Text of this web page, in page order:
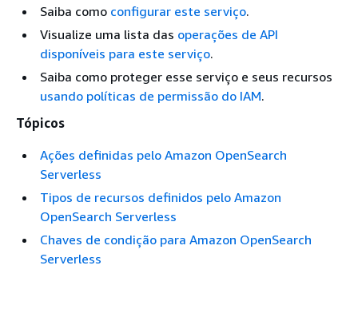
Saiba como configurar este serviço.
Visualize uma lista das operações de API
disponíveis para este serviço.
Saiba como proteger esse serviço e seus recursos
usando políticas de permissão do IAM.
Tópicos
Ações definidas pelo Amazon OpenSearch
Serverless
Tipos de recursos definidos pelo Amazon
OpenSearch Serverless
Chaves de condição para Amazon OpenSearch
Serverless